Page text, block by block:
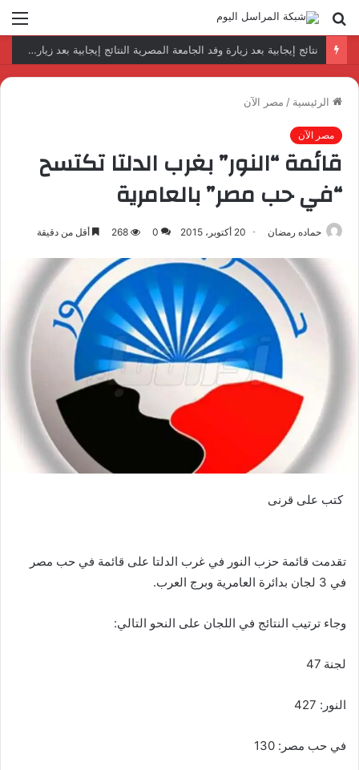
بحث
عن
رئيس المكتب التنفيذي للمجلس العربي للاختصاصات الصحية يبحث مع الأمين العام لجامعة الدول العربية تعزيز التعاون لتطوير النظم الصحية العربية
الرئيسية / مصر الآن
مصر الآن
قائمة “النور” بغرب الدلتا تكتسح
“في حب مصر” بالعامرية
حماده رمضان 20 أكتوبر، 2015 0
268 أقل من دقيقة
كتب على قرنى
تقدمت قائمة حزب النور في غرب الدلتا على قائمة في حب مصر
في 3 لجان بدائرة العامرية وبرج العرب.
وجاء ترتيب النتائج في اللجان على النحو التالي:
لجنة 47
النور: 427
في حب مصر: 130